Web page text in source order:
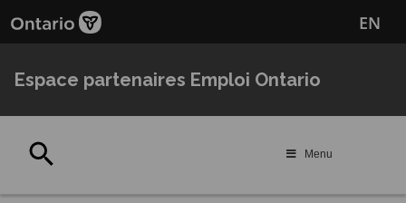
au
principal
au
EN
Espace partenaires Emploi Ontario
Menu